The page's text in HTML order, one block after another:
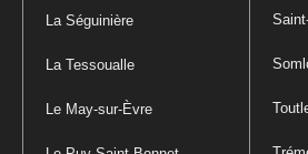
La Séguinière
La Tessoualle
Le May-sur-Èvre